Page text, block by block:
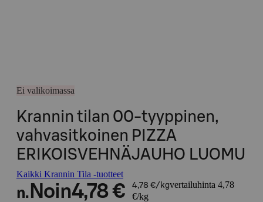
Ei valikoimassa
Krannin tilan 00-tyyppinen,
vahvasitkoinen PIZZA
ERIKOISVEHNÄJAUHO LUOMU
Kaikki Krannin Tila -tuotteet
n. Noin4,78 € 4,78 €/kgvertailuhinta 4,78
€/kg